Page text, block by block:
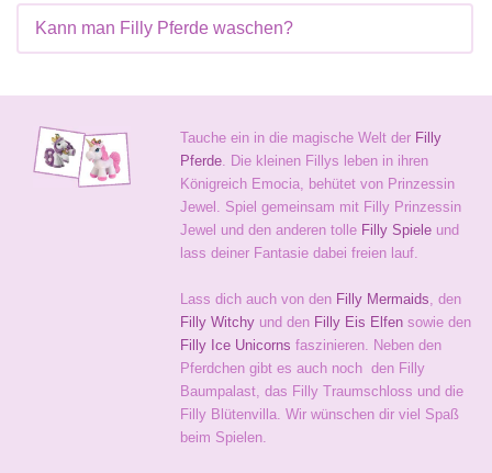
Kann man Filly Pferde waschen?
Tauche ein in die magische Welt der Filly
Pferde. Die kleinen Fillys leben in ihren
Königreich Emocia, behütet von Prinzessin
Jewel. Spiel gemeinsam mit Filly Prinzessin
Jewel und den anderen tolle Filly Spiele und
lass deiner Fantasie dabei freien lauf.
Lass dich auch von den Filly Mermaids, den
Filly Witchy und den Filly Eis Elfen sowie den
Filly Ice Unicorns faszinieren. Neben den
Pferdchen gibt es auch noch den Filly
Baumpalast, das Filly Traumschloss und die
Filly Blütenvilla. Wir wünschen dir viel Spaß
beim Spielen.